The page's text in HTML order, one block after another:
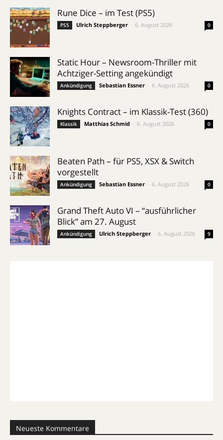
Rune Dice – im Test (PS5)
PS5 Ulrich Steppberger 6. August 2026 0
Static Hour – Newsroom-Thriller mit
Achtziger-Setting angekündigt
Ankündigung Sebastian Essner 6. August 2026 0
Knights Contract – im Klassik-Test (360)
Klassik Matthias Schmid 6. August 2026 0
Beaten Path – für PS5, XSX & Switch
vorgestellt
Ankündigung Sebastian Essner 6. August 2026 0
Grand Theft Auto VI – “ausführlicher
Blick” am 27. August
Ankündigung Ulrich Steppberger 6. August 2026 9
Neueste Kommentare